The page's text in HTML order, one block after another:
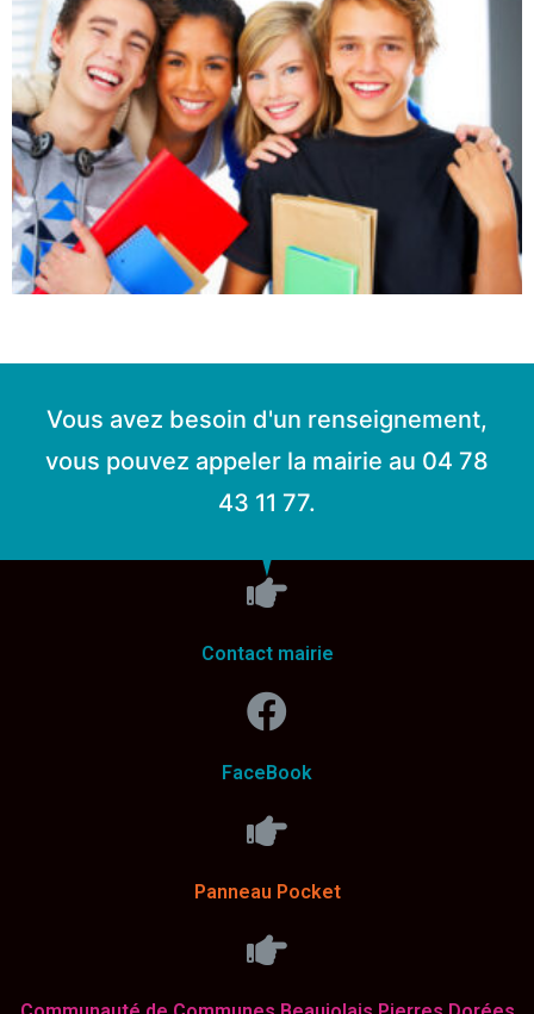
Vous avez besoin d'un renseignement,
vous pouvez appeler la mairie au 04 78
43 11 77.
Contact mairie
FaceBook
Panneau Pocket